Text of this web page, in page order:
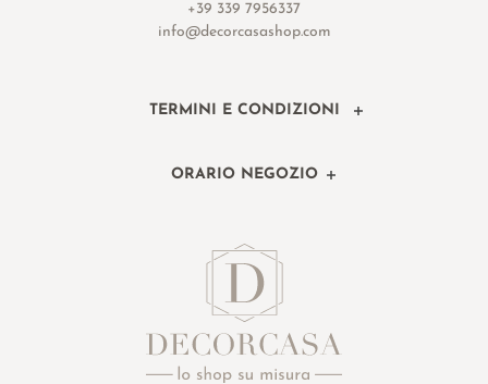
+39 339 7956337
info@decorcasashop.com
TERMINI E CONDIZIONI
ORARIO NEGOZIO